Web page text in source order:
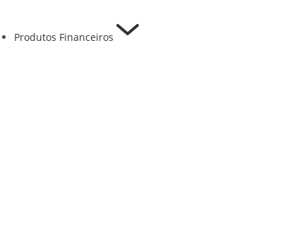
Produtos Financeiros